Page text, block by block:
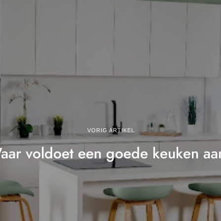
VORIG ARTIKEL
voldoet een goede keuken